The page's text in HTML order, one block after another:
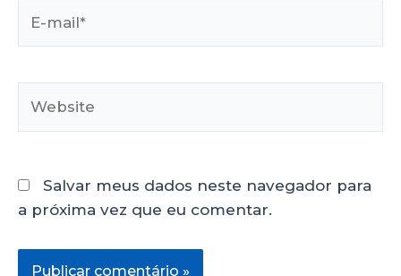
Salvar meus dados neste navegador para
a próxima vez que eu comentar.